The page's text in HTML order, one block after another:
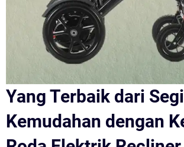
Yang Terbaik dari Segi
Kemudahan dengan